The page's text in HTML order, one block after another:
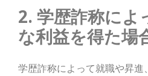
2. 学歴詐称によ
な利益を得た場
学歴詐称によって就職や昇進